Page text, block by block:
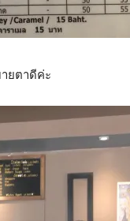
ยตาดีค่ะ